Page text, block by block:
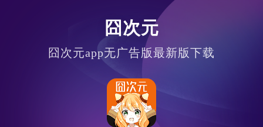
囧次元
囧次元app无广告版最新版下载